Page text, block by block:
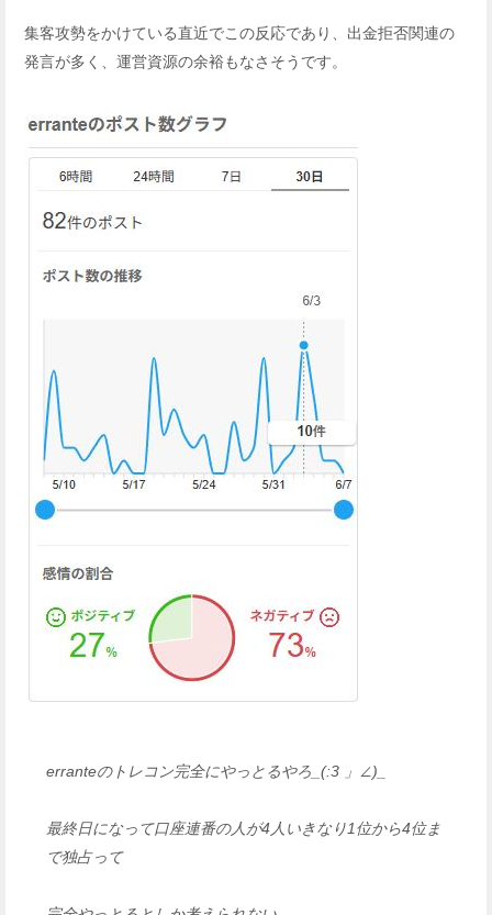
集客攻勢をかけている直近でこの反応であり、出金拒否関連の
発言が多く、運営資源の余裕もなさそうです。
erranteのトレコン完全にやっとるやろ_(:3 」∠)_
最終日になって口座連番の人が4人いきなり1位から4位ま
で独占って